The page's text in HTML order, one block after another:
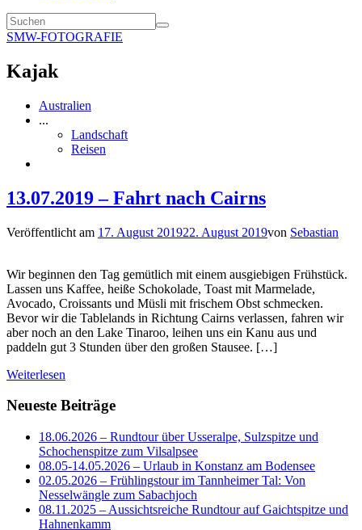
SMW-FOTOGRAFIE
Kajak
Australien
...
Landschaft
Reisen
13.07.2019 – Fahrt nach Cairns
Veröffentlicht am 17. August 201922. August 2019von Sebastian
Wir beginnen den Tag gemütlich mit einem ausgiebigen Frühstück.
Lassen uns Kaffee, heiße Schokolade, Toast mit Marmelade,
Avocado, Croissants und Müsli mit frischem Obst schmecken.
Bevor wir die Tablelands in Richtung Cairns verlassen, fahren wir
aber noch an den Lake Tinaroo, leihen uns ein Kanu aus und
paddeln gut 3 Stunden über den großen Stausee. […]
Weiterlesen
Neueste Beiträge
18.06.2026 – Rundtour über Usseralpe, Sulzspitze und
Schochenspitze zum Vilsalpsee
08.05-14.05.2026 – Urlaub in Konstanz am Bodensee
02.05.2026 – Frühlingstour im Tannheimer Tal: Von
Nesselwängle zum Sabachjoch
08.11.2025 – Aussichtsreiche Rundtour auf Gaichtspitze und
Hahnenkamm